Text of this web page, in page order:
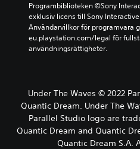
Programbiblioteken ©Sony
exklusiv licens till Sony
Användarvillkor för programvara
eu.playstation.com/legal för
användningsrättigheter.
Under The Waves © 2022
Quantic Dream. Under The
Parallel Studio logo are
Quantic Dream and Quantic
Quantic Dream S.A.